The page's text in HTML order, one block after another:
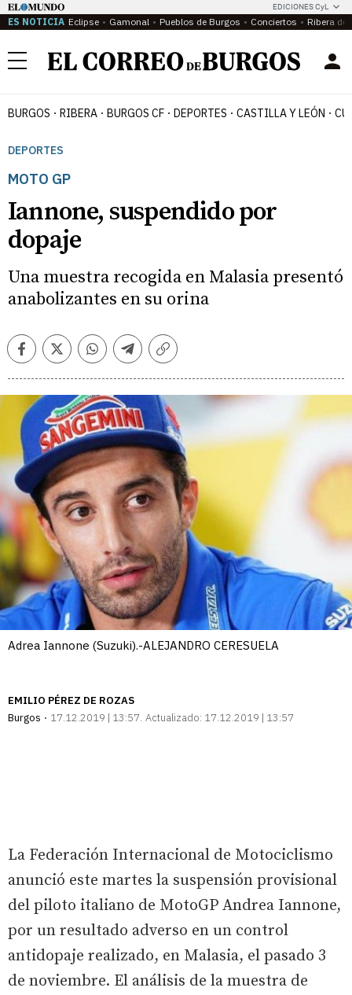
EDICIONES CyL
ES NOTICIA Eclipse Gamonal Pueblos de Burgos Conciertos Ribera del
Menú
BURGOS RIBERA BURGOS CF DEPORTES CASTILLA Y LEÓN
DEPORTES
MOTO GP
Iannone, suspendido por
dopaje
Una muestra recogida en Malasia presentó
anabolizantes en su orina
FacebookTwitterWhatsappTelegramCopiar
Adrea Iannone (Suzuki).-ALEJANDRO CERESUELA
EMILIO PÉREZ DE ROZAS
Burgos
17.12.2019 | 13:57 Actualizado: 17.12.2019 | 13:57
La Federación Internacional de Motociclismo
anunció este martes la suspensión provisional
del piloto italiano de MotoGP Andrea Iannone,
por un resultado adverso en un control
antidopaje realizado, en Malasia, el pasado 3
de noviembre. El análisis de la muestra de